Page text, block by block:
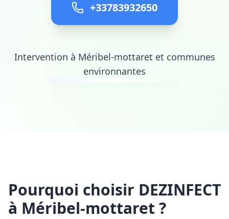
+33783932650
Intervention à Méribel-mottaret et communes
environnantes
Pourquoi choisir DEZINFECT
à Méribel-mottaret ?